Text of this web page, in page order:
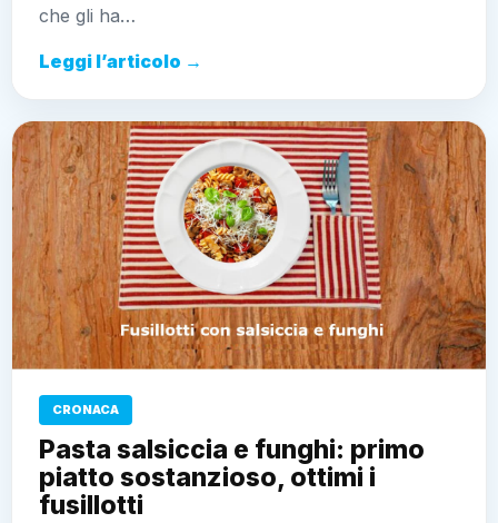
che gli ha…
Leggi l’articolo →
CRONACA
Pasta salsiccia e funghi: primo
piatto sostanzioso, ottimi i
fusillotti